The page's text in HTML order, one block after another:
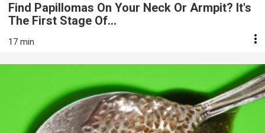
Find Papillomas On Your Neck Or Armpit? It's
The First Stage Of...
17 min